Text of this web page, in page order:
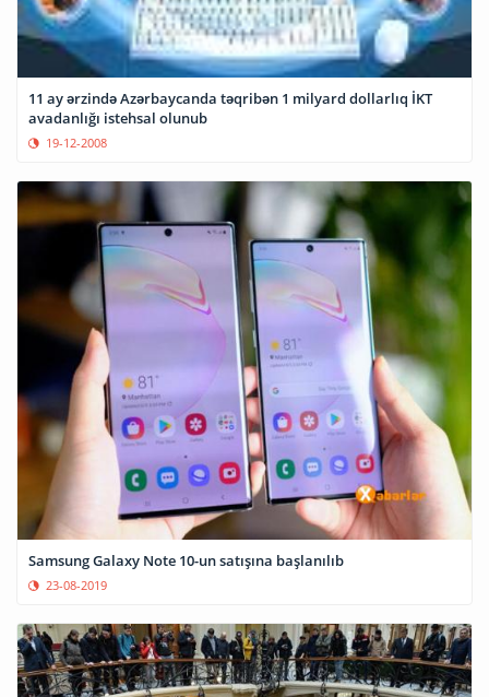
11 ay ərzində Azərbaycanda təqribən 1 milyard dollarlıq İKT
avadanlığı istehsal olunub
19-12-2008
Samsung Galaxy Note 10-un satışına başlanılıb
23-08-2019